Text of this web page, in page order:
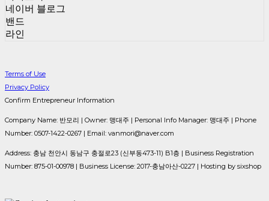
네이버 블로그
밴드
라인
Terms of Use
Privacy Policy
Confirm Entrepreneur Information
Company Name: 반모리 | Owner: 맹대주 | Personal Info Manager: 맹대주 | Phone
Number: 0507-1422-0267 | Email: vanmori@naver.com
Address: 충남 천안시 동남구 충절로23 (신부동473-11) B1층 | Business Registration
Number: 875-01-00978 | Business License: 2017-충남아산-0227 | Hosting by sixshop